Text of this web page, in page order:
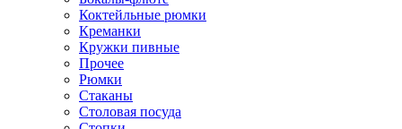
Коктейльные рюмки
Креманки
Кружки пивные
Прочее
Рюмки
Стаканы
Столовая посуда